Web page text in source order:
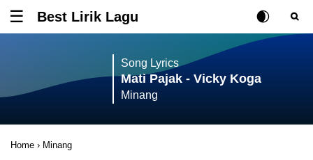
Tombol untuk membuka atau menutup menu
Best Lirik Lagu Rubah Posisi
Tombol
Song Lyrics
Mati Pajak - Vicky Koga
Minang
Home › Minang